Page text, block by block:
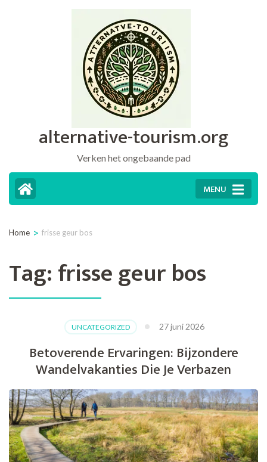
alternative-tourism.org
Verken het ongebaande pad
MENU
Home > frisse geur bos
Tag:frisse geur bos
UNCATEGORIZED 27 juni 2026
Betoverende Ervaringen: Bijzondere
Wandelvakanties Die Je Verbazen